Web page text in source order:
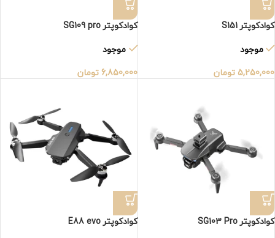
کوادکوپتر S151
موجود
5,250,000 تومان
کوادکوپتر SG109 pro
موجود
6,850,000تومان
کوادکوپتر SG103 Pro
کوادکوپتر E88 evo